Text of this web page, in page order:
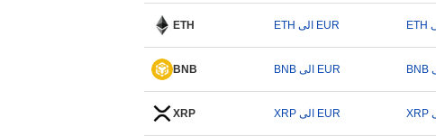
ETH ETH الى EUR
BNB BNB الى EUR
XRP XRP الى EUR